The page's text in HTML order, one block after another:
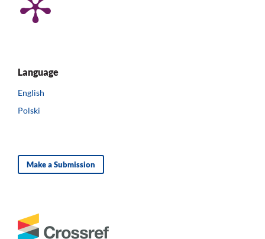
Language
English
Polski
Make a Submission